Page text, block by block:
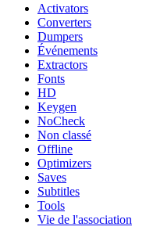
Activators
Converters
Dumpers
Événements
Extractors
Fonts
HD
Keygen
NoCheck
Non classé
Offline
Optimizers
Saves
Subtitles
Tools
Vie de l'association